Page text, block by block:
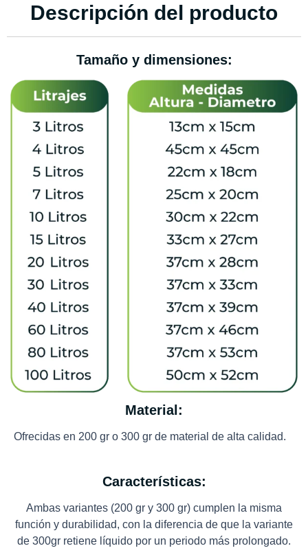
Descripción del producto
Tamaño y dimensiones:
Material:
Ofrecidas en 200 gr o 300 gr de material de alta calidad.
Características:
Ambas variantes (200 gr y 300 gr) cumplen la misma
función y durabilidad, con la diferencia de que la variante
de 300gr retiene líquido por un periodo más prolongado.